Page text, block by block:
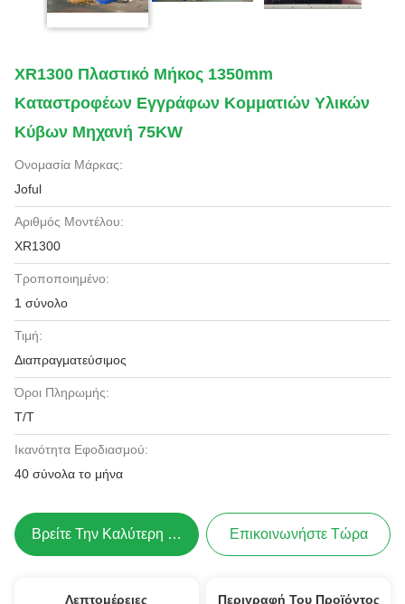
XR1300 Πλαστικό Μήκος 1350mm
Καταστροφέων Εγγράφων Κομματιών Υλικών
Κύβων Μηχανή 75KW
Ονομασία Μάρκας:
Joful
Αριθμός Μοντέλου:
XR1300
Τροποποιημένο:
1 σύνολο
Τιμή:
Διαπραγματεύσιμος
Όροι Πληρωμής:
T/T
Ικανότητα Εφοδιασμού:
40 σύνολα το μήνα
Βρείτε Την Καλύτερη Τιμή Επικοινωνήστε Τώρα
Λεπτομέρειες Περιγραφή Του Προϊόντος